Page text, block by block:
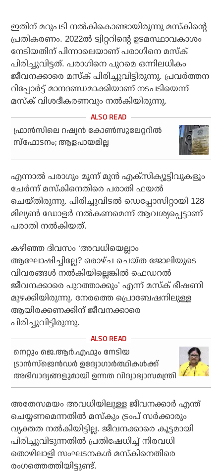
ഇതിന് മറുപടി നല്‍കികൊണ്ടായിരുന്നു മസ്‌കിന്റെ
പ്രതികരണം. 2022ല്‍ ട്വിറ്ററിന്റെ ഉടമസ്ഥാവകാശം
നേടിയതിന് പിന്നാലെയാണ് പരാഗിനെ മസ്‌ക്
പിരിച്ചുവിട്ടത്. പരാഗിനെ പുറമെ ഒന്നിലധികം
ജീവനക്കാരെ മസ്‌ക് പിരിച്ചുവിട്ടിരുന്നു. പ്രവര്‍ത്തന
റിപ്പോര്‍ട്ട് മാനദണ്ഡമാക്കിയാണ് നടപടിയെന്ന്
മസ്‌ക് വിശദീകരണവും നല്‍കിയിരുന്നു.
ഫ്രാന്‍സിലെ റഷ്യന്‍ കോണ്‍സുലേറ്ററില്‍
സ്‌ഫോടനം; ആളപായമില്ല
എന്നാല്‍ പരാഗും മൂന്ന് മുന്‍ എക്‌സിക്യൂട്ടിവുകളൂം
ചേര്‍ന്ന് മസ്‌കിനെതിരെ പരാതി ഫയല്‍
ചെയ്തിരുന്നു. പിരിച്ചുവിടല്‍ ഡെപ്പോസിറ്റായി 128
മില്യണ്‍ ഡോളര്‍ നല്‍കണമെന്ന് ആവശ്യപ്പെട്ടാണ്
പരാതി നല്‍കിയത്.
കഴിഞ്ഞ ദിവസം ‘അവധിയെല്ലാം
ആഘോഷിച്ചില്ലേ? ഒരാഴ്ച ചെയ്ത ജോലിയുടെ
വിവരങ്ങള്‍ നല്‍കിയില്ലെങ്കില്‍ ഫെഡറല്‍
ജീവനക്കാരെ പുറത്താക്കും’ എന്ന് മസ്‌ക് ഭീഷണി
മുഴക്കിയിരുന്നു. നേരത്തെ പ്രൊബേഷനിലുള്ള
ആയിരക്കണക്കിന് ജീവനക്കാരെ
പിരിച്ചുവിട്ടിരുന്നു.
നെറ്റും ജെ.ആര്‍.എഫും നേടിയ
ട്രാന്‍സ്‌ജെന്‍ഡര്‍ ഉദ്യോഗാര്‍ത്ഥികള്‍ക്ക്
അഭിവാദ്യങ്ങളുമായി ഉന്നത വിദ്യാഭ്യാസമന്ത്രി
അതേസമയം അവധിയിലുള്ള ജീവനക്കാര്‍ എന്ത്
ചെയ്യണമെന്നതില്‍ മസ്‌കും ട്രംപ് സര്‍ക്കാരും
വ്യക്തത നല്‍കിയിട്ടില്ല. ജീവനക്കാരെ കൂട്ടമായി
പിരിച്ചുവിടുന്നതില്‍ പ്രതിഷേധിച്ച് നിരവധി
തൊഴിലാളി സംഘടനകള്‍ മസ്‌കിനെതിരെ
രംഗത്തെത്തിയിട്ടുണ്ട്.